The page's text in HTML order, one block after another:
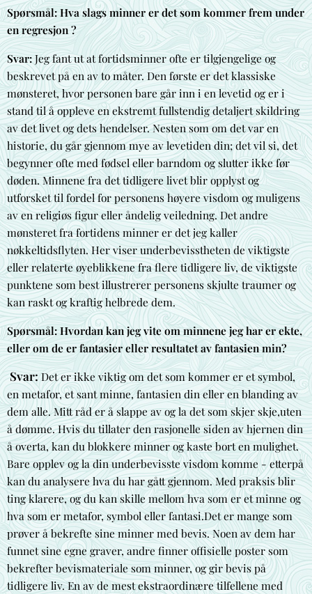
Spørsmål: Hva slags minner er det som kommer frem under
en regresjon ?
Svar:Jeg fant ut at fortidsminner ofte er tilgjengelige og
beskrevet på en av to måter. Den første er det klassiske
mønsteret, hvor personen bare går inn i en levetid og er i
stand til å oppleve en ekstremt fullstendig detaljert skildring
av det livet og dets hendelser. Nesten som om det var en
historie, du går gjennom mye av levetiden din; det vil si, det
begynner ofte med fødsel eller barndom og slutter ikke før
døden. Minnene fra det tidligere livet blir opplyst og
utforsket til fordel for personens høyere visdom og muligens
av en religiøs figur eller åndelig veiledning. Det andre
mønsteret fra fortidens minner er det jeg kaller
nøkkeltidsflyten. Her viser underbevisstheten de viktigste
eller relaterte øyeblikkene fra flere tidligere liv, de viktigste
punktene som best illustrerer personens skjulte traumer og
kan raskt og kraftig helbrede dem.
Spørsmål: Hvordan kan jeg vite om minnene jeg har er ekte,
eller om de er fantasier eller resultatet avfantasien min?
Svar: Det er ikke viktig om det som kommer er et symbol,
en metafor, et sant minne, fantasien din elleren blanding av
dem alle. Mitt råd er å slappe av og la det som skjer skje,uten
å dømme. Hvis du tillater den rasjonelle siden av hjernen din
å overta, kan du blokkere minner og kaste bort en mulighet.
Bare opplev og la din underbevisste visdom komme - etterpå
kan du analysere hva du har gått gjennom. Med praksis blir
ting klarere, og du kan skille mellom hva som er et minne og
hva som er metafor, symbol eller fantasi.Det er mange som
prøver å bekrefte sine minner med bevis. Noen av dem har
funnet sine egne graver, andre finner offisielle poster som
bekrefter bevismateriale som minner, og gir bevis på
tidligere liv. En av de mest ekstraordinære tilfellene med